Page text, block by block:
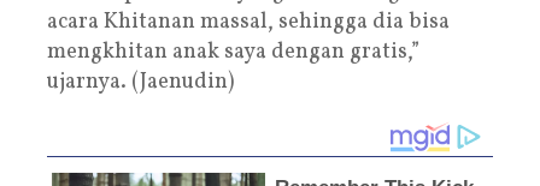
acara Khitanan massal, sehingga dia bisa
mengkhitan anak saya dengan gratis,”
ujarnya. (Jaenudin)